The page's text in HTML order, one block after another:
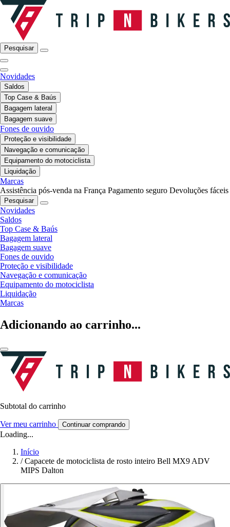
Pesquisar
Novidades
Saldos
Top Case & Baús
Bagagem lateral
Bagagem suave
Fones de ouvido
Proteção e visibilidade
Navegação e comunicação
Equipamento do motociclista
Liquidação
Marcas
Assistência pós-venda na França Pagamento seguro Devoluções fáceis
Pesquisar
Novidades
Saldos
Top Case & Baús
Bagagem lateral
Bagagem suave
Fones de ouvido
Proteção e visibilidade
Navegação e comunicação
Equipamento do motociclista
Liquidação
Marcas
Adicionando ao carrinho...
Subtotal do carrinho
Ver meu carrinho Continuar comprando
Loading...
Início
/ Capacete de motociclista de rosto inteiro Bell MX9 ADV
MIPS Dalton